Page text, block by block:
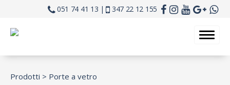
051 74 41 13 | 347 22 12 155
Prodotti > Porte a vetro